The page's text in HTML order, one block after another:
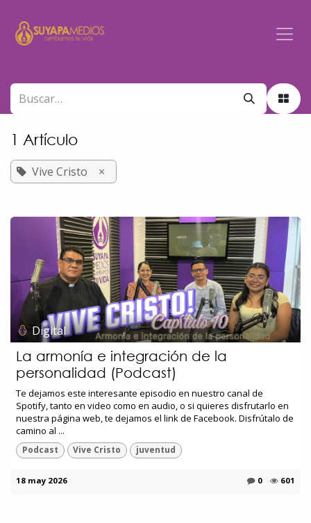
1 Artículo
Vive Cristo ×
Digital
La armonía e integración de la
personalidad (Podcast)
Te dejamos este interesante episodio en nuestro canal de
Spotify, tanto en video como en audio, o si quieres disfrutarlo en
nuestra página web, te dejamos el link de Facebook. Disfrútalo de
camino al ...
Podcast Vive Cristo juventud
18 may 2026 0 601